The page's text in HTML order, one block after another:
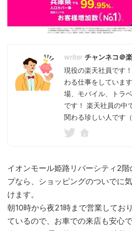
チャンネコ＠
現役の楽天社員です
わる仕事をしていま
場、モバイル、トラ
です！ 楽天社員の中
関わる珍しい人です（
イオンモール姫路リバーシティ2
プなら、ショッピングのついでに
けます。
朝10時から夜21時まで営業してお
ているので、お車での来店も安心で